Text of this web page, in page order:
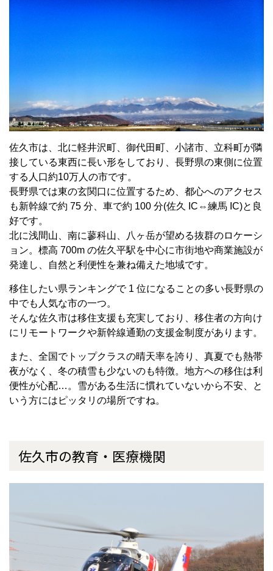
佐久市は、北に軽井沢町、御代田町、小諸市、立科町が隣
接している東西に長い形をしており、長野県の東側に位置
する人口約10万人の市です。
長野県では東の玄関口に位置するため、都心へのアクセス
も新幹線で約 75 分、車で約 100 分(佐久 IC⇔練馬 IC)と良
好です。
北に浅間山、南に蓼科山、八ヶ岳が望める抜群のロケーシ
ョン。標高 700m の佐久平駅を中心に市街地や商業施設が
発達し、自然と利便性を兼ね備えた地域です。
移住したい県ランキングで 1 位になることの多い長野県の
中でも人気な市の一つ。
そんな佐久市は移住支援も充実しており、移住者の方向け
にリモートワークや新幹線通勤の支援金制度があります。
また、全国でトップクラスの晴天率を誇り、真夏でも熱帯
夜がなく、冬の積雪も少ないのも特徴。地方への移住は利
便性が心配…。雪がある生活に慣れていないから不安、と
いう方にはピッタリの場所ですね。
佐久市の教育・医療機関